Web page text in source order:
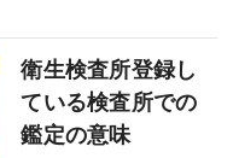
衛生検査所登録し
ている検査所での
鑑定の意味